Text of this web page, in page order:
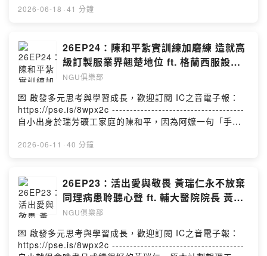
大女兒被診斷有先天性心臟病，且可能危急性命的情況
的選擇上，他很清楚，家庭是第一。巴鎮後來和太太投入
家庭婚姻與親子相關的事工，成為一名教育工作者，並結
合他法律與金融的專業知識，以及陪伴女兒的親身歷程，
協助許多家庭與夫妻，這段路程當然有極為艱辛的時刻，
但巴鎮領悟真正的幸福是「風浪中的平靜」，他永不放棄
繼續在恩典中，學習信心的功課。---------------------------
----------企劃 | 李翊嘉製作 | 李翊嘉、王涵
2026-06-18 · 41 分鐘
26EP24：陳和平紮實訓練加磨練 造就高
級訂製服業界翹楚地位 ft. 格蘭西服設計
總監 陳和平
NGU俱樂部
💌 啟發多元思考與學習成長，歡迎訂閱 IC之音電子報：
https://pse.is/8wpx2c -------------------------------------
自小出身於瑞芳礦工家庭的陳和平，因為阿嬤一句「手很
苦的學習歷程，卻也讓他打下在高級訂製服領域紮實的基
心」的理念，讓每一位他所經手的客戶穿出自信光采。現
在的他更重視傳承，期盼將手工訂製西服的精湛手藝，繼
續透過年輕世代更加發揚光大，他也鼓勵年輕人永不放棄
透過天份、認份與勤奮這「三份」，創造自己發光發亮的
機會。-------------------------------------企劃 | 李翊嘉製作
| 李翊嘉、王涵
2026-06-11 · 40 分鐘
26EP23：活出愛與敬畏 黃瑞仁永不放棄
同理病患聆聽心聲 ft. 輔大醫院院長 黃瑞
仁
NGU俱樂部
💌 啟發多元思考與學習成長，歡迎訂閱 IC之音電子報：
https://pse.is/8wpx2c -------------------------------------